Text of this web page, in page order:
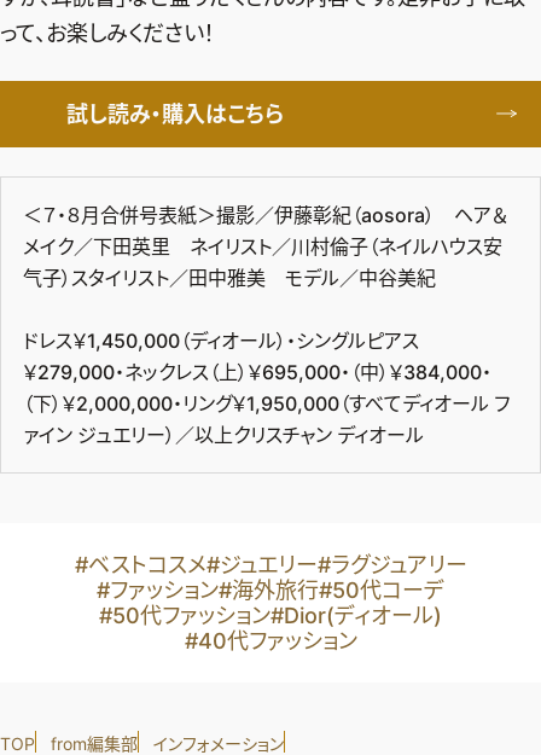
って、お楽しみください！
試し読み・購入はこちら
＜７・８月合併号表紙＞撮影／伊藤彰紀（aosora） ヘア＆
メイク／下田英里 ネイリスト／川村倫子（ネイルハウス安
气子）スタイリスト／田中雅美 モデル／中谷美紀
ドレス￥1,450,000（ディオール）・シングルピアス
￥279,000・ネックレス（上）￥695,000・（中）￥384,000・
（下）￥2,000,000・リング￥1,950,000（すべてディオール フ
ァイン ジュエリー）／以上クリスチャン ディオール
#ベストコスメ#ジュエリー#ラグジュアリー
#ファッション#海外旅行#50代コーデ
#50代ファッション#Dior(ディオール)
#40代ファッション
TOP from編集部
インフォメーション